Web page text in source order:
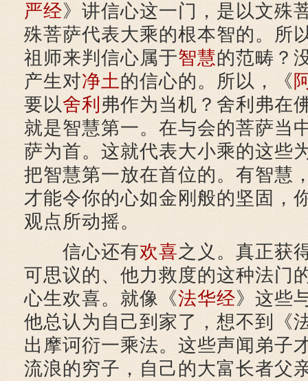
严经》讲信心这一门，是以文殊
殊菩萨代表大乘的根本智的。所
祖师来判信心属于智慧的范畴？
产生对净土的信心的。所以，《
要以舍利 弗作为当机？舍利弗在
就是智慧第一。在与会的菩萨当
萨为首。这就代表大小乘的这些
把智慧第一放在首位的。有智慧
才能令你的心如金刚般的坚固，
观点所动摇。
信心还有欢喜之义。真正获
可思议的、他力救度的这种法门
心生欢喜。就像《法华经》这些
他总认为自己到家了，想不到《
出摩诃衍一乘法。这些声闻弟
流浪的穷子，自己的大富长者父